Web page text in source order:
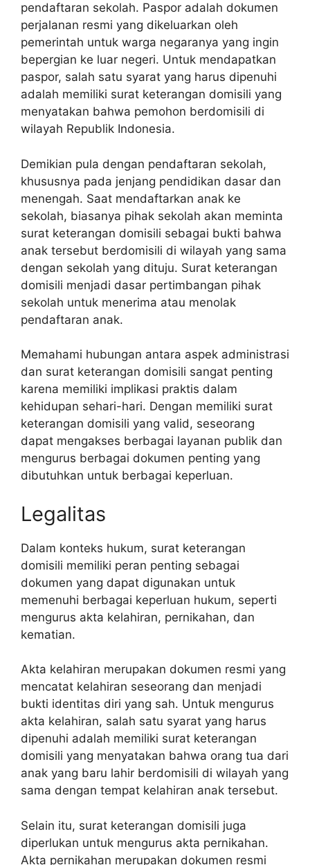
pendaftaran sekolah. Paspor adalah dokumen
perjalanan resmi yang dikeluarkan oleh
pemerintah untuk warga negaranya yang ingin
bepergian ke luar negeri. Untuk mendapatkan
paspor, salah satu syarat yang harus dipenuhi
adalah memiliki surat keterangan domisili yang
menyatakan bahwa pemohon berdomisili di
wilayah Republik Indonesia.
Demikian pula dengan pendaftaran sekolah,
khususnya pada jenjang pendidikan dasar dan
menengah. Saat mendaftarkan anak ke
sekolah, biasanya pihak sekolah akan meminta
surat keterangan domisili sebagai bukti bahwa
anak tersebut berdomisili di wilayah yang sama
dengan sekolah yang dituju. Surat keterangan
domisili menjadi dasar pertimbangan pihak
sekolah untuk menerima atau menolak
pendaftaran anak.
Memahami hubungan antara aspek administrasi
dan surat keterangan domisili sangat penting
karena memiliki implikasi praktis dalam
kehidupan sehari-hari. Dengan memiliki surat
keterangan domisili yang valid, seseorang
dapat mengakses berbagai layanan publik dan
mengurus berbagai dokumen penting yang
dibutuhkan untuk berbagai keperluan.
Legalitas
Dalam konteks hukum, surat keterangan
domisili memiliki peran penting sebagai
dokumen yang dapat digunakan untuk
memenuhi berbagai keperluan hukum, seperti
mengurus akta kelahiran, pernikahan, dan
kematian.
Akta kelahiran merupakan dokumen resmi yang
mencatat kelahiran seseorang dan menjadi
bukti identitas diri yang sah. Untuk mengurus
akta kelahiran, salah satu syarat yang harus
dipenuhi adalah memiliki surat keterangan
domisili yang menyatakan bahwa orang tua dari
anak yang baru lahir berdomisili di wilayah yang
sama dengan tempat kelahiran anak tersebut.
Selain itu, surat keterangan domisili juga
diperlukan untuk mengurus akta pernikahan.
Akta pernikahan merupakan dokumen resmi